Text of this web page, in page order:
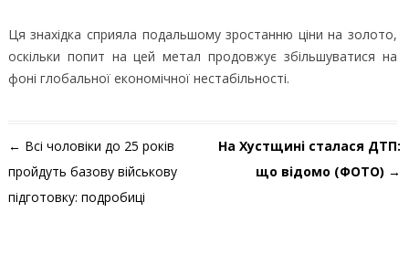
Ця знахідка сприяла подальшому зростанню ціни на золото,
оскільки попит на цей метал продовжує збільшуватися на
фоні глобальної економічної нестабільності.
Навігація по запису
← Всі чоловіки до 25 років
пройдуть базову військову
підготовку: подробиці
На Хустщині сталася ДТП:
що відомо (ФОТО) →